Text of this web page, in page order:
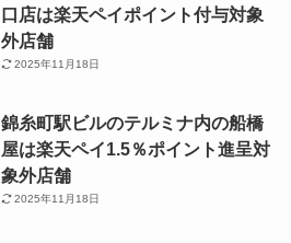
口店は楽天ペイポイント付与対象
外店舗
2025年11月18日
錦糸町駅ビルのテルミナ内の船橋
屋は楽天ペイ1.5％ポイント進呈対
象外店舗
2025年11月18日